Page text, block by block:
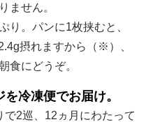
ません。
。パンに1枚挟むと、
摂れますから（※）、
食にどうぞ。
冷凍便でお届け。
2巡、12ヵ月にわたって